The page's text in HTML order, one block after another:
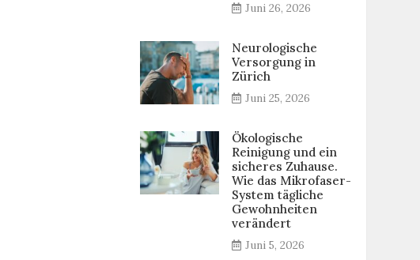
Juni 26, 2026
Neurologische
Versorgung in
Zürich
Juni 25, 2026
Ökologische
Reinigung und ein
sicheres Zuhause.
Wie das Mikrofaser-
System tägliche
Gewohnheiten
verändert
Juni 5, 2026